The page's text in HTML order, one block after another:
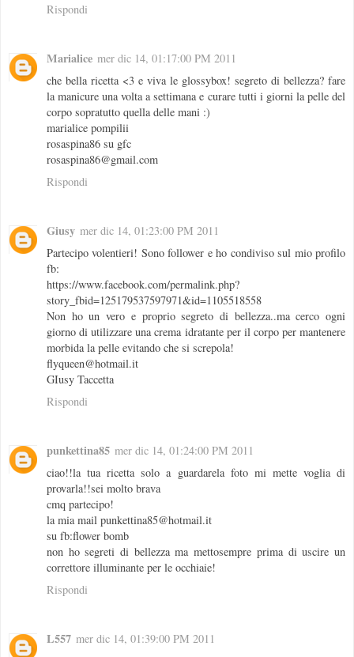
Rispondi
Marialice mer dic 14, 01:17:00 PM 2011
che bella ricetta <3 e viva le glossybox! segreto di bellezza? fare
la manicure una volta a settimana e curare tutti i giorni la pelle del
corpo sopratutto quella delle mani :)
marialice pompilii
rosaspina86 su gfc
rosaspina86@gmail.com
Rispondi
Giusy mer dic 14, 01:23:00 PM 2011
Partecipo volentieri! Sono follower e ho condiviso sul mio profilo
fb:
https://www.facebook.com/permalink.php?
story_fbid=125179537597971&id=1105518558
Non ho un vero e proprio segreto di bellezza..ma cerco ogni
giorno di utilizzare una crema idratante per il corpo per mantenere
morbida la pelle evitando che si screpola!
flyqueen@hotmail.it
GIusy Taccetta
Rispondi
punkettina85 mer dic 14, 01:24:00 PM 2011
ciao!!la tua ricetta solo a guardarela foto mi mette voglia di
provarla!!sei molto brava
cmq partecipo!
la mia mail punkettina85@hotmail.it
su fb:flower bomb
non ho segreti di bellezza ma mettosempre prima di uscire un
correttore illuminante per le occhiaie!
Rispondi
L557 mer dic 14, 01:39:00 PM 2011